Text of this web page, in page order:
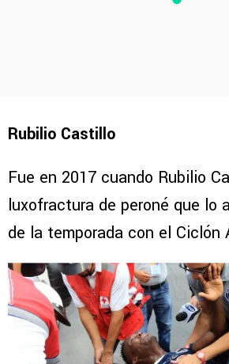
Rubilio Castillo
Fue en 2017 cuando Rubilio
luxofractura de peroné que lo
de la temporada con el Ciclón